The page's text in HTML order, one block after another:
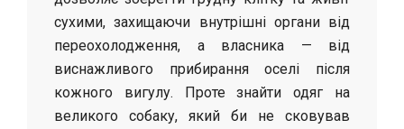
сухими, захищаючи внутрішні органи від
переохолодження, а власника — від
виснажливого прибирання оселі після
кожного вигулу. Проте знайти одяг на
великого собаку, який би не сковував